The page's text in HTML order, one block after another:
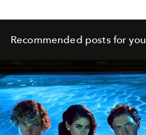
Recommended posts for you